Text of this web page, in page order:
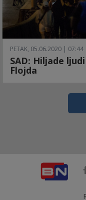
PETAK, 05.06.2020 | 07:44
SAD: Hiljade
Flojda